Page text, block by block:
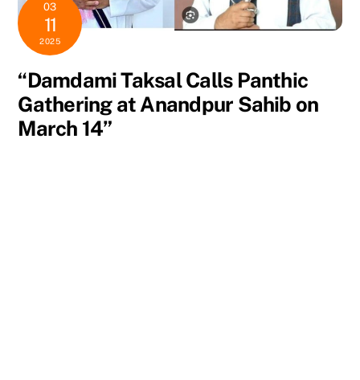
03
11
2025
“Damdami Taksal Calls Panthic
Gathering at Anandpur Sahib on
March 14”